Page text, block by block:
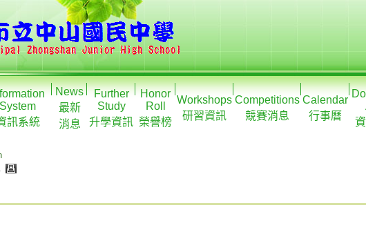
System
訊系統
News
最新
消息
Further
Study
升學資訊
Honor
Roll
榮譽榜
Workshops
研習資訊
Competitions
競賽消息
Calendar
行事曆
.